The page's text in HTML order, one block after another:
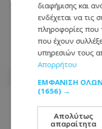
Εντυπωσιακό
γιγαντιαίο
στον ωκεανό -
06.08.2026 - 07:20
διαφήμισης και
ενδέχεται να τις
πληροφορίες που
που έχουν
υπηρεσιών τους
Απορρήτου
ΕΜΦΆΝΙΣΗ
(1656) →
Απολύτως
απαραίτητα